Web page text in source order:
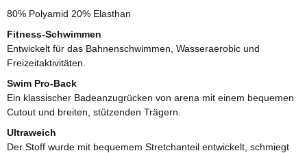
80% Polyamid 20% Elasthan
Fitness-Schwimmen
Entwickelt für das Bahnenschwimmen, Wasseraerobic und
Freizeitaktivitäten.
Swim Pro-Back
Ein klassischer Badeanzugrücken von arena mit einem bequemen
Cutout und breiten, stützenden Trägern.
Ultraweich
Der Stoff wurde mit bequemem Stretchanteil entwickelt, schmiegt